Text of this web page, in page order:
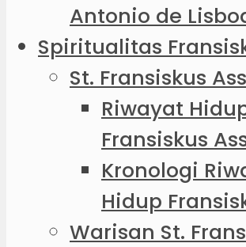
Antonio de
Spiritualitas
St. Fransiskus
Riwayat
Fransiskus
Kronologi
Hidup
Warisan St.